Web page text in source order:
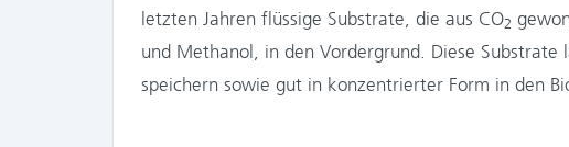
letzten Jahren flüssige Substrate, die aus CO2
und Methanol, in den Vordergrund. Diese Substrate
speichern sowie gut in konzentrierter Form in den